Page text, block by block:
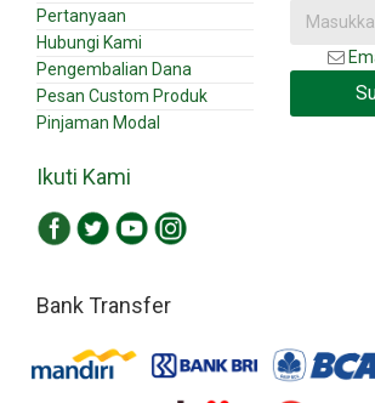
Pertanyaan
Hubungi Kami
Pengembalian Dana
Pesan Custom Produk
Pinjaman Modal
Ikuti Kami
Bank Transfer